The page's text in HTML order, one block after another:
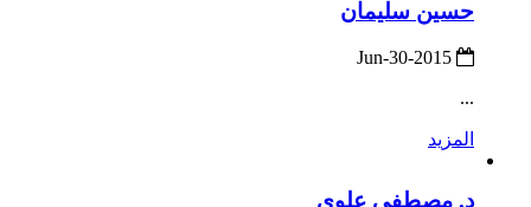
حسين سليمان
...
المزيد
د. مصطفى علوي